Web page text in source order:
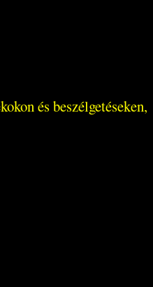
és beszélgetéseken,